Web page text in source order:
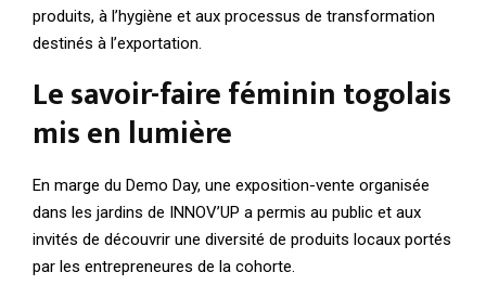
produits, à l’hygiène et aux processus de transformation
destinés à l’exportation.
Le savoir-faire féminin togolais
mis en lumière
En marge du Demo Day, une exposition-vente organisée
dans les jardins de INNOV’UP a permis au public et aux
invités de découvrir une diversité de produits locaux portés
par les entrepreneures de la cohorte.